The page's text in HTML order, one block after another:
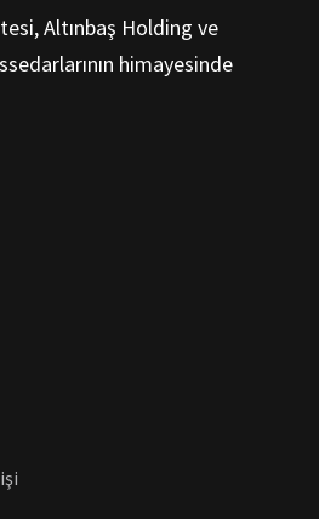
Altınbaş Holding ve
himayesinde